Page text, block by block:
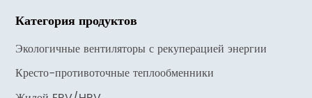
Категория продуктов
Экологичные вентиляторы с рекуперацией энергии
Кресто-противоточные теплообменники